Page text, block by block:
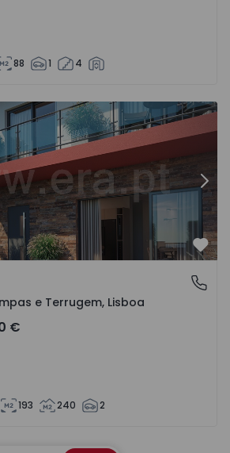
88 1 4
e Terrugem, Lisboa
e Terrugem, Lisboa
€
193 240 2